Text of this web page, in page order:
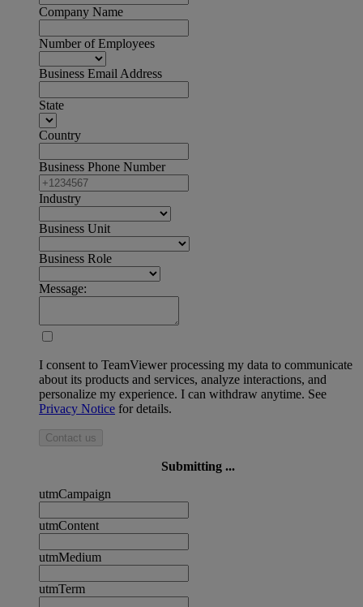
Company Name
Number of Employees
Business Email Address
State
Country
Business Phone Number
Industry
Business Unit
Business Role
Message:
I consent to TeamViewer processing my data to communicate
about its products and services, analyze interactions, and
personalize my experience. I can withdraw anytime. See
Privacy Notice for details.
Contact us
Submitting ...
utmCampaign
utmContent
utmMedium
utmTerm